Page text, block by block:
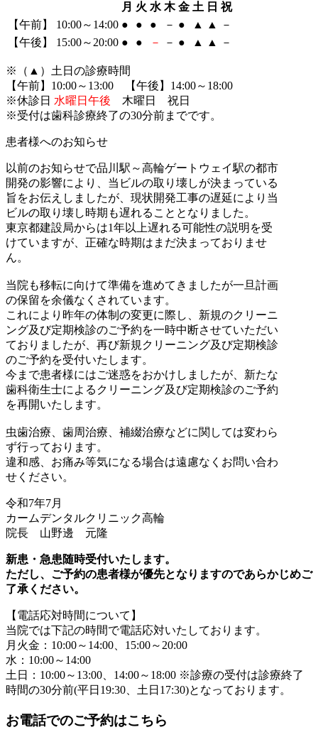
月 火 水 木 金 土 日 祝
【午前】 10:00～14:00 ● ● ● － ● ▲ ▲
－
【午後】 15:00～20:00 ● ● － － ● ▲ ▲ －
※（ ▲ ）土日の診療時間
【午前】10:00～13:00 【午後】14:00～18:00
※休診日 水曜日午後 木曜日 祝日
※受付は歯科診療終了の30分前までです。
患者様へのお知らせ
以前のお知らせで品川駅～高輪ゲートウェイ駅の都市
開発の影響により、当ビルの取り壊しが決まっている
旨をお伝えしましたが、現状開発工事の遅延により当
ビルの取り壊し時期も遅れることとなりました。
東京都建設局からは1年以上遅れる可能性の説明を受
けていますが、正確な時期はまだ決まっておりませ
ん。
当院も移転に向けて準備を進めてきましたが一旦計画
の保留を余儀なくされています。
これにより昨年の体制の変更に際し、新規のクリーニ
ング及び定期検診のご予約を一時中断させていただい
ておりましたが、 再び新規クリーニング及び定期検診
のご予約を受付いたします。
今まで患者様にはご迷惑をおかけしましたが、 新たな
歯科衛生士によるクリーニング及び定期検診のご予約
を再開いたします。
虫歯治療、歯周治療、補綴治療などに関しては変わら
ず行っております。
違和感、お痛み等気になる場合は遠慮なくお問い合わ
せください。
令和7年7月
カームデンタルクリニック高輪
院長 山野邊 元隆
新患・急患随時受付いたします。
ただし、ご予約の患者様が優先となりますのであらかじめご
了承ください。
【電話応対時間について】
当院では下記の時間で電話応対いたしております。
月火金：10:00～14:00、15:00～20:00
水：10:00～14:00
土日：10:00～13:00、14:00～18:00 ※診療の受付は診療終了
時間の30分前(平日19:30、土日17:30)となっております。
お電話でのご予約はこちら